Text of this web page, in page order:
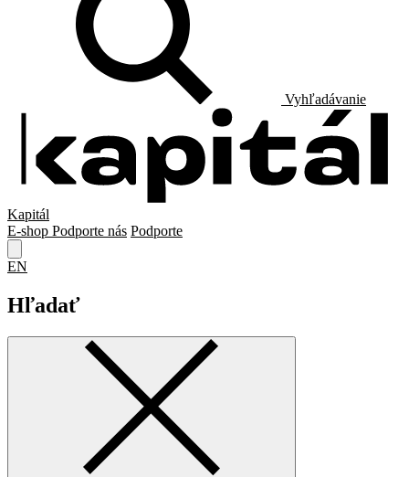
Vyhľadávanie
Kapitál
E-shop Podporte nás Podporte
EN
Hľadať